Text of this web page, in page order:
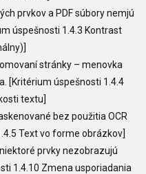
prvkov a PDF súbory nemjú
úspešnosti 1.4.3 Kontrast
stránky – menovka
[Kritérium úspešnosti 1.4.4
textu]
bez použitia OCR
Text vo forme obrázkov]
prvky nezobrazujú
1.4.10 Zmena usporiadania